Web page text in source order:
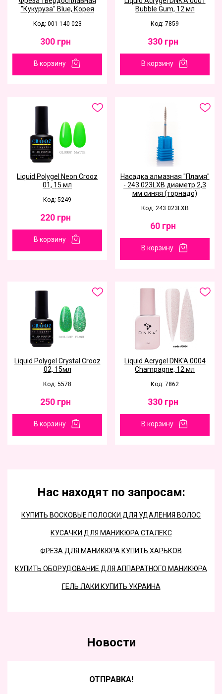
"Кукуруза" Blue, Корея
Код: 001 140 023
300 грн
В корзину
Bubble Gum, 12 мл
Код: 7859
330 грн
В корзину
Liquid Polygel Neon Crooz
01, 15 мл
Код: 5249
220 грн
В корзину
Насадка алмазная "Пламя"
- 243 023LXB диаметр 2,3
мм синяя (торнадо)
Код: 243 023LXB
60 грн
В корзину
Liquid Polygel Сrystal Сrooz
02, 15мл
Код: 5578
250 грн
В корзину
Liquid Acrygel DNK'A 0004
Champagne, 12 мл
Код: 7862
330 грн
В корзину
Нас находят по запросам:
КУПИТЬ ВОСКОВЫЕ ПОЛОСКИ ДЛЯ УДАЛЕНИЯ ВОЛОС
КУСАЧКИ ДЛЯ МАНИКЮРА СТАЛЕКС
ФРЕЗА ДЛЯ МАНИКЮРА КУПИТЬ ХАРЬКОВ
КУПИТЬ ОБОРУДОВАНИЕ ДЛЯ АППАРАТНОГО МАНИКЮРА
ГЕЛЬ ЛАКИ КУПИТЬ УКРАИНА
Новости
ОТПРАВКА!